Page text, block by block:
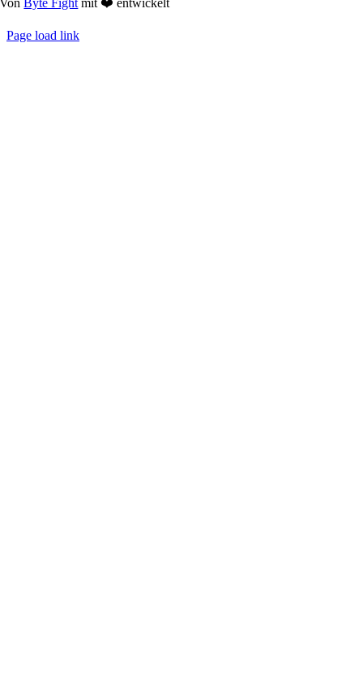
VonByte Fight mit ❤️ entwickelt
Page load link